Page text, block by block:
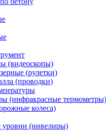
(видеоскопы)
(рулетки)
(проводки)
(инфракрасные термометры)
колеса)
уровни (нивелиры)